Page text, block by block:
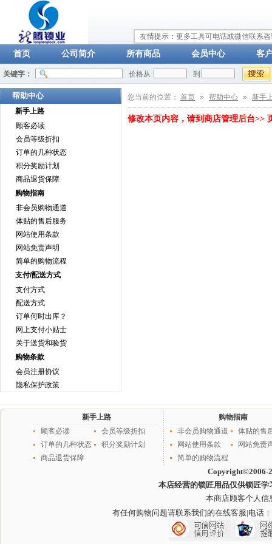
友情提示：更多工具可电话或微信联系
首页 公司简介 所有商品 会员中心 客
关键字： 价格从 到
帮助中心
新手上路
顾客必读
会员等级折扣
订单的几种状态
积分奖励计划
商品退货保障
购物指南
非会员购物通道
体贴的售后服务
网站使用条款
网站免责声明
简单的购物流程
支付/配送方式
支付方式
配送方式
订单何时出库？
网上支付小贴士
关于送货和验货
购物条款
会员注册协议
隐私保护政策
您当前的位置： 首页 » 帮助中心 » 新手
修改本页内容，请到 商店管理后台>>
新手上路
顾客必读
会员等级折扣
订单的几种状态
积分奖励计划
商品退货保障
购物指南
非会员购物通道
体贴的售
网站使用条款
网站免责
简单的购物流程
Copyright©2006-
本店经营的锁匠用品仅供锁匠
本商店顾客个人信
有任何购物问题请联系我们的在线客服|电话：